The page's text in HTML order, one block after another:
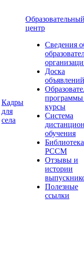
Кадры
для
села
центр
Сведения
Доска
объявлений
курсы
Система
обучения
Библиотека
РССМ
Отзывы и
истории
Полезные
ссылки